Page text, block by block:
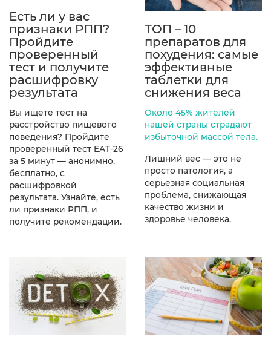
Есть ли у вас
признаки РПП?
Пройдите
проверенный
тест и получите
расшифровку
результата
Вы ищете тест на
расстройство пищевого
поведения? Пройдите
проверенный тест EAT-26
за 5 минут — анонимно,
бесплатно, с
расшифровкой
результата. Узнайте, есть
ли признаки РПП, и
получите рекомендации.
ТОП – 10
препаратов для
похудения: самые
эффективные
таблетки для
снижения веса
Около 45% жителей
нашей страны страдают
избыточной массой тела.
Лишний вес — это не
просто патология, а
серьезная социальная
проблема, снижающая
качество жизни и
здоровье человека.